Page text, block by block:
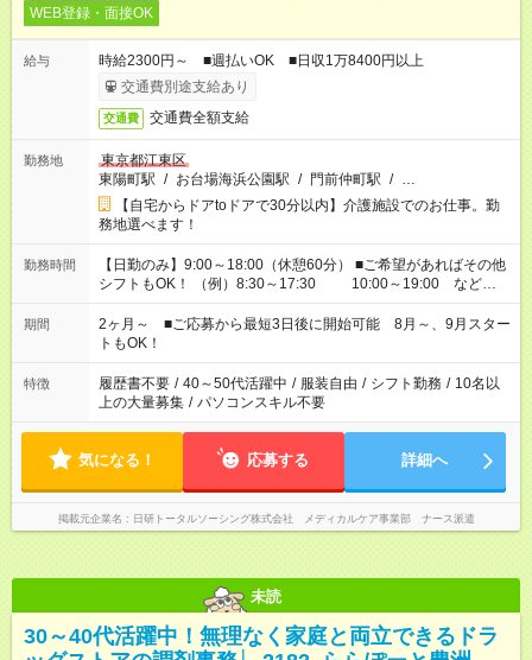
WEB登録・面接OK
給与
時給2300円～ ■週払いOK ■日収1万8400円以上
交通費別途支給あり
交通費 交通費全額支給
勤務地
東京都江東区
東陽町駅 / お台場海浜公園駅 / 門前仲町駅 / …
【自宅からドアtoドアで30分以内】介護施設でのお仕事。勤
務地選べます！
勤務時間
【日勤のみ】9:00～18:00（休憩60分） ■ご希望があればその他
シフトもOK！ （例）8:30～17:30 10:00～19:00 など
「家族とお休みを合わせたい」 「余裕を持って夕飯の準備がし
たい」 「できれば残業はしたくない」 など、ご希望があれば教
えてくださいね。 ※Wワーク希望の方へ 今ご覧のお仕事で希望
する勤務時間と、もう1つのお仕事の勤務時間。 合計で週40時
間を超える場合は応募できません
期間
2ヶ月～ ■ご応募から最短3日後に開始可能 8月～、9月スター
トもOK！
特徴 履歴書不要 / 40～50代活躍中 / 服装自由 / シフト勤務 / 10名以
上の大量募集 / パソコンスキル不要
気になる！ 応募する 詳細へ
掲載元企業名 日研トータルソーシング株式会社 メディカルケア事業部 ナース派遣
未読
30～40代活躍中！無理なく家庭と両立できるドラ